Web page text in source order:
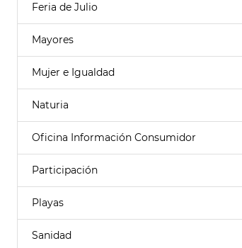
Feria de Julio
Mayores
Mujer e Igualdad
Naturia
Oficina Información Consumidor
Participación
Playas
Sanidad